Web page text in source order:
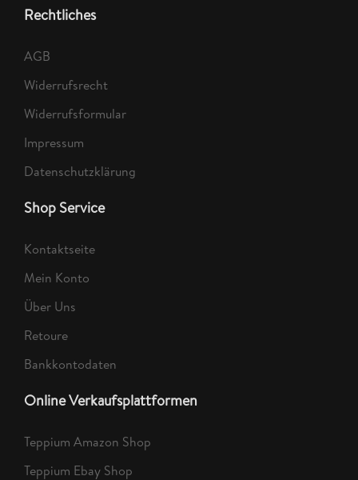
Rechtliches
AGB
Widerrufsrecht
Widerrufsformular
Impressum
Datenschutzklärung
Shop Service
Kontaktseite
Mein Konto
Über Uns
Retoure
Bankkontodaten
Online Verkaufsplattformen
Teppium Amazon Shop
Teppium Ebay Shop